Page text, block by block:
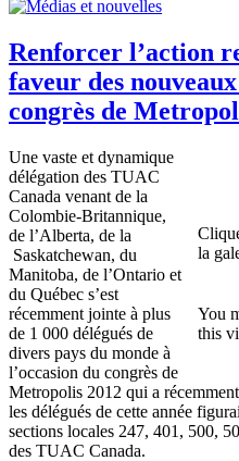
Renforcer l’action
faveur des
congrès de
la
You
this
Une vaste et dynamique
délégation des TUAC
Canada venant de la
Colombie-Britannique,
de l’Alberta, de la
Saskatchewan, du
Manitoba, de l’Ontario et
du Québec s’est
récemment jointe à plus
de 1 000 délégués de
divers pays du monde à
l’occasion du congrès de
Metropolis 2012 qui a
les délégués de cette année
sections locales 247, 401, 500,
des TUAC Canada.